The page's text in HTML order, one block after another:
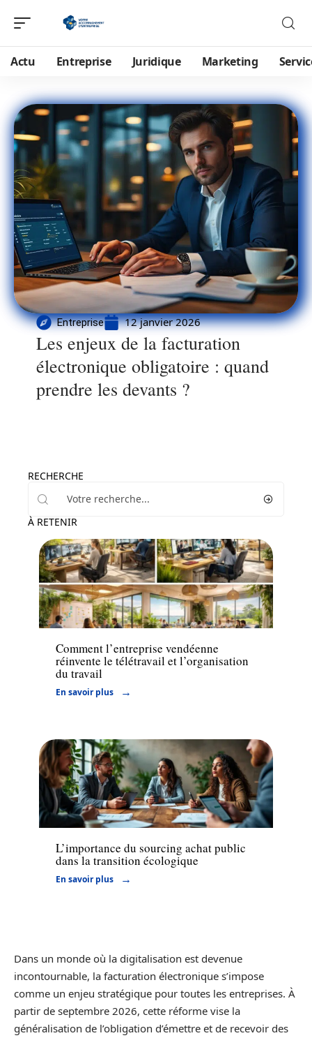
Actu Entreprise Juridique Marketing
Entreprise 12 janvier 2026
Les enjeux de la facturation
électronique obligatoire : quand
prendre les devants ?
RECHERCHE
À RETENIR
Entreprise
Comment l’entreprise vendéenne
réinvente le télétravail et l’organisation
du travail
En savoir plus
Juridique
L’importance du sourcing achat public
dans la transition écologique
En savoir plus
Dans un monde où la digitalisation est devenue
incontournable, la facturation électronique s’impose
comme un enjeu stratégique pour toutes les entreprises. À
partir de septembre 2026, cette réforme vise la
généralisation de l’obligation d’émettre et de recevoir des